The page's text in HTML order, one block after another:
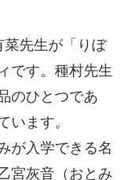
先生が「りぼ
です。種村先生
のひとつであ
います。
が入学できる名
宮灰音（おとみ